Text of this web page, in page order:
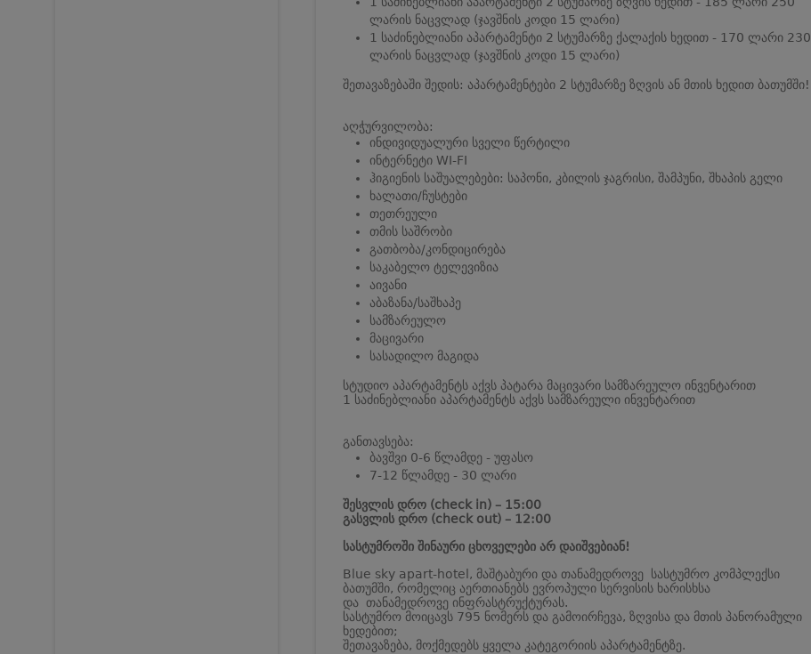
ლარის ნაცვლად (ჯავშნის კოდი 15 ლარი)
1 საძინებლიანი აპარტამენტი 2 სტუმარზე ქალაქის ხედით - 170 ლარი 230
ლარის ნაცვლად (ჯავშნის კოდი 15 ლარი)
შეთავაზებაში შედის: აპარტამენტები 2 სტუმარზე ზღვის ან მთის ხედით ბათუმში!
აღჭურვილობა:
ინდივიდუალური სველი წერტილი
ინტერნეტი WI-FI
ჰიგიენის საშუალებები: საპონი, კბილის ჯაგრისი, შამპუნი, შხაპის გელი
ხალათი/ჩუსტები
თეთრეული
თმის საშრობი
გათბობა/კონდიცირება
საკაბელო ტელევიზია
აივანი
აბაზანა/საშხაპე
სამზარეულო
მაცივარი
სასადილო მაგიდა
სტუდიო აპარტამენტს აქვს პატარა მაცივარი სამზარეულო ინვენტარით
1 საძინებლიანი აპარტამენტს აქვს სამზარეული ინვენტარით
განთავსება:
ბავშვი 0-6 წლამდე - უფასო
7-12 წლამდე - 30 ლარი
შესვლის დრო (check in) – 15:00
გასვლის დრო (check out) – 12:00
სასტუმროში შინაური ცხოველები არ დაიშვებიან!
Blue sky apart-hotel, მაშტაბური და თანამედროვე სასტუმრო კომპლექსი
ბათუმში, რომელიც აერთიანებს ევროპული სერვისის ხარისხსა
და თანამედროვე ინფრასტრუქტურას.
სასტუმრო მოიცავს 795 ნომერს და გამოირჩევა, ზღვისა და მთის პანორამული
ხედებით;
შეთავაზება, მოქმედებს ყველა კატეგორიის აპარტამენტზე.